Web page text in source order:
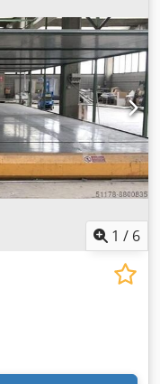
1 / 6